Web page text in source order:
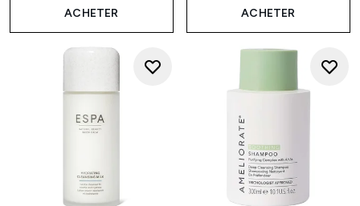
ACHETER ACHETER